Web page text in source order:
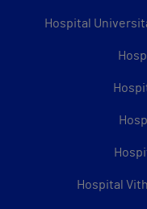
Hospital
Hospital